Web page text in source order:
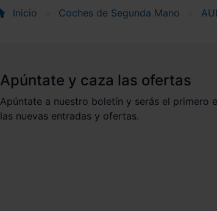
Inicio Coches de Segunda Mano
Apúntate y caza las ofertas
Apúntate a nuestro boletín y serás el primero
las nuevas entradas y ofertas.